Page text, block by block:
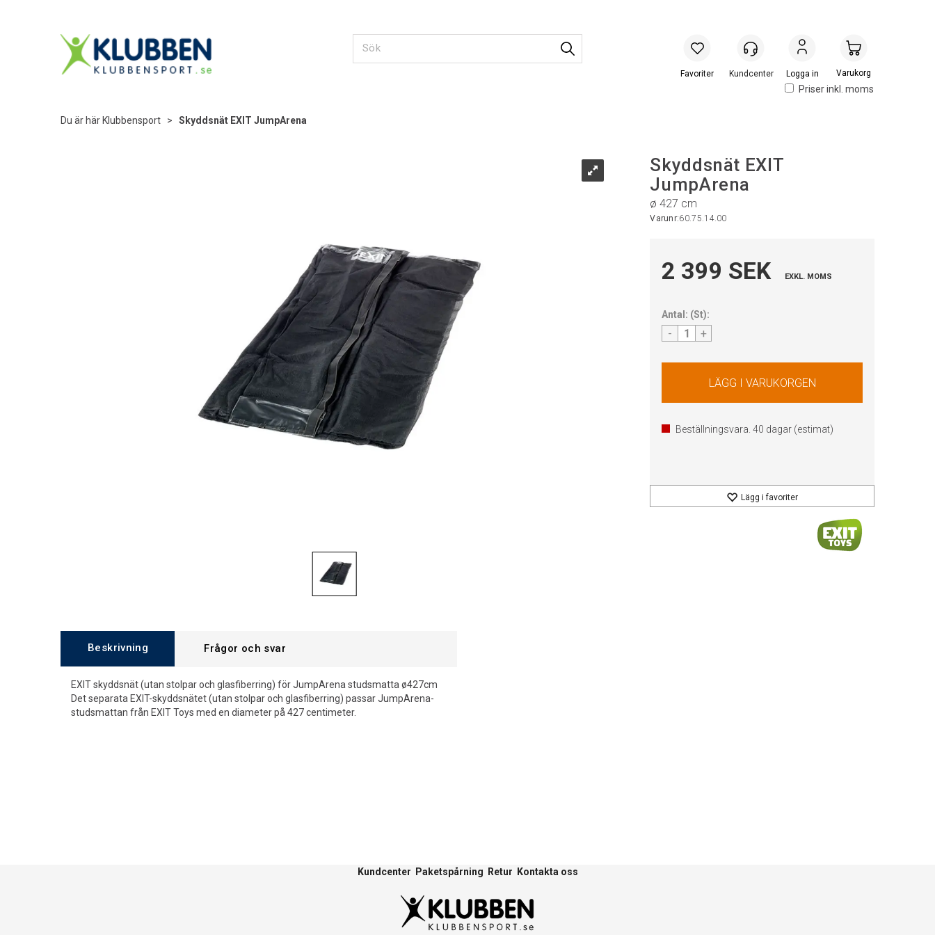
Priser inkl. moms
Logga in Handlevogn
Du är här Klubbensport > Skyddsnät EXIT JumpArena
Skyddsnät EXIT
JumpArena
ø 427 cm
Varunr:60.75.14.00
2 399 SEK EXKL. MOMS
Antal: (St):
- +
Beställningsvara.40 dagar (estimat)
Lägg i favoriter
Beskrivning Frågor och svar
EXIT skyddsnät (utan stolpar och glasfiberring) för JumpArena studsmatta ø427cm
Det separata EXIT-skyddsnätet (utan stolpar och glasfiberring) passar JumpArena-
studsmattan från EXIT Toys med en diameter på 427 centimeter.
Kundcenter Paketspårning Retur Kontakta oss